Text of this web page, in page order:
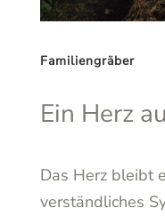
Familiengräber
Ein Herz
Das Herz bleibt
verständliches